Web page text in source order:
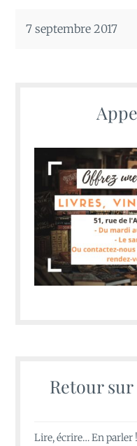
7 septembre 2017
Retour
Lire, écrire… En parler